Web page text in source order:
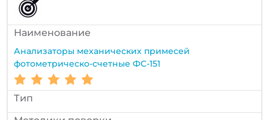
Наименование
Анализаторы механических примесей
фотометрическо-счетные ФС-151
Тип